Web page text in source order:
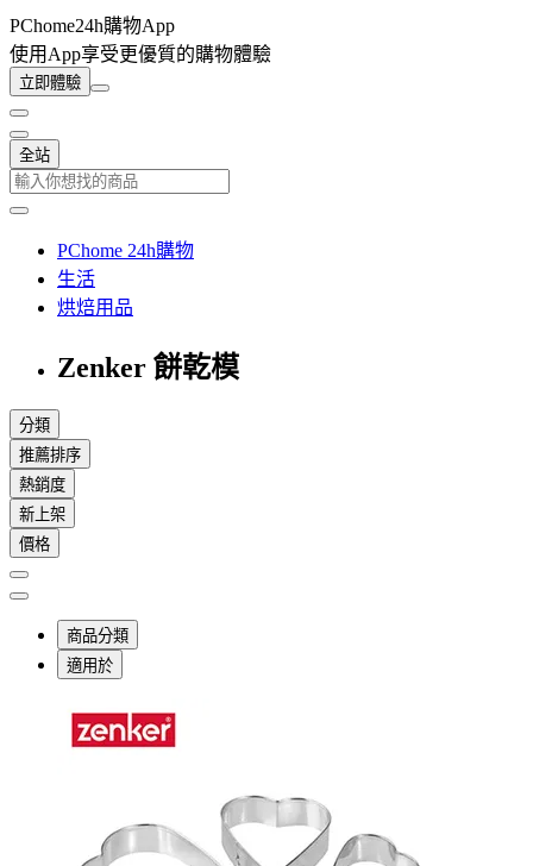
PChome24h購物App
使用App享受更優質的購物體驗
立即體驗
全站
PChome 24h購物
生活
烘焙用品
Zenker 餅乾模
分類
推薦排序
熱銷度
新上架
價格
商品分類
適用於